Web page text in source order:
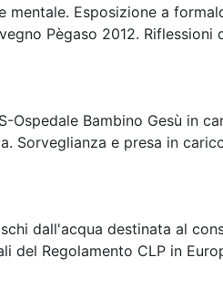
Esposizione a
Pègaso 2012. Riflessioni
Ospedale Bambino Gesù in
Sorveglianza e presa in
dall'acqua destinata al
del Regolamento CLP in